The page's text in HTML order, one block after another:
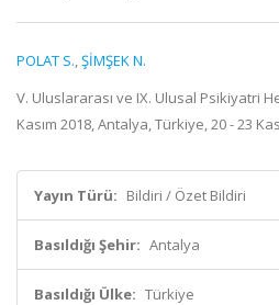
POLAT S.,ŞİMŞEK N.
V. Uluslararası ve IX. Ulusal Psikiyatri
Kasım 2018, Antalya, Türkiye, 20 - 23
Yayın Türü: Bildiri / Özet Bildiri
Basıldığı Şehir: Antalya
Basıldığı Ülke: Türkiye